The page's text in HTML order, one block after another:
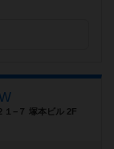
１−７ 塚本ビル 2F